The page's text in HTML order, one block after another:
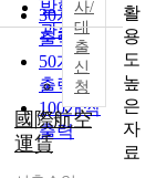
발행기
관순
30개씩
출력
50개씩
출력
100개씩
출력
사/
대
출
신
청
國際航空
運賃
활
용
도
높
은
자
료